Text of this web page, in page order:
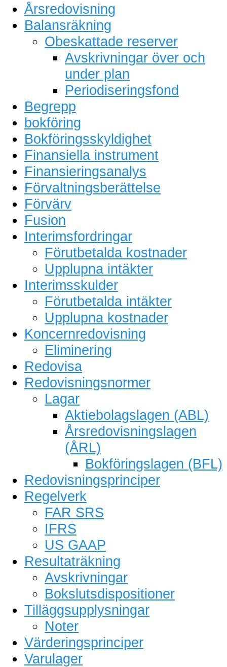
Årsredovisning
Balansräkning
Obeskattade reserver
Avskrivningar över och
under plan
Periodiseringsfond
Begrepp
bokföring
Bokföringsskyldighet
Finansiella instrument
Finansieringsanalys
Förvaltningsberättelse
Förvärv
Fusion
Interimsfordringar
Förutbetalda kostnader
Upplupna intäkter
Interimsskulder
Förutbetalda intäkter
Upplupna kostnader
Koncernredovisning
Eliminering
Redovisa
Redovisningsnormer
Lagar
Aktiebolagslagen (ABL)
Årsredovisningslagen
(ÅRL)
Bokföringslagen (BFL)
Redovisningsprinciper
Regelverk
FAR SRS
IFRS
US GAAP
Resultaträkning
Avskrivningar
Bokslutsdispositioner
Tilläggsupplysningar
Noter
Värderingsprinciper
Varulager